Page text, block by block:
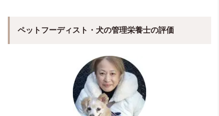
ペットフーディスト・犬の管理栄養士の評価